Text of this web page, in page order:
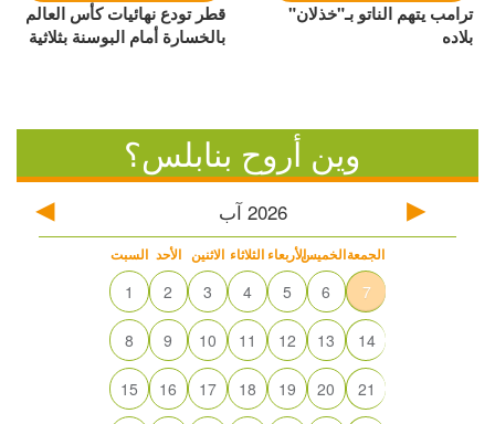
ترامب يتهم الناتو بـ"خذلان"
بلاده
قطر تودع نهائيات كأس العالم
بالخسارة أمام البوسنة بثلاثية
وين أروح بنابلس؟
2026 آب
السبت الأحد الاثنين الثلاثاء الأربعاءالخميسالجمعة
1 2 3 4 5 6 7
8 9 10 11 12 13 14
15 16 17 18 19 20 21